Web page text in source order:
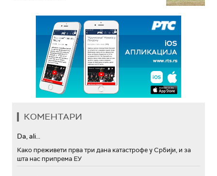
КОМЕНТАРИ
Da, ali...
Како преживети прва три дана катастрофе у Србији, и за
шта нас припрема ЕУ